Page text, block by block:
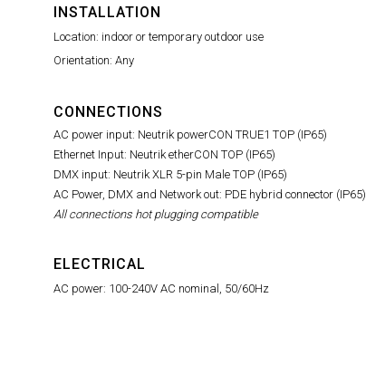
INSTALLATION
Location: indoor or temporary outdoor use
Orientation: Any
CONNECTIONS
AC power input: Neutrik powerCON TRUE1 TOP (IP65)
Ethernet Input: Neutrik etherCON TOP (IP65)
DMX input: Neutrik XLR 5-pin Male TOP (IP65)
AC Power, DMX and Network out: PDE hybrid connector (IP65)
All connections hot plugging compatible
ELECTRICAL
AC power: 100-240V AC nominal, 50/60Hz